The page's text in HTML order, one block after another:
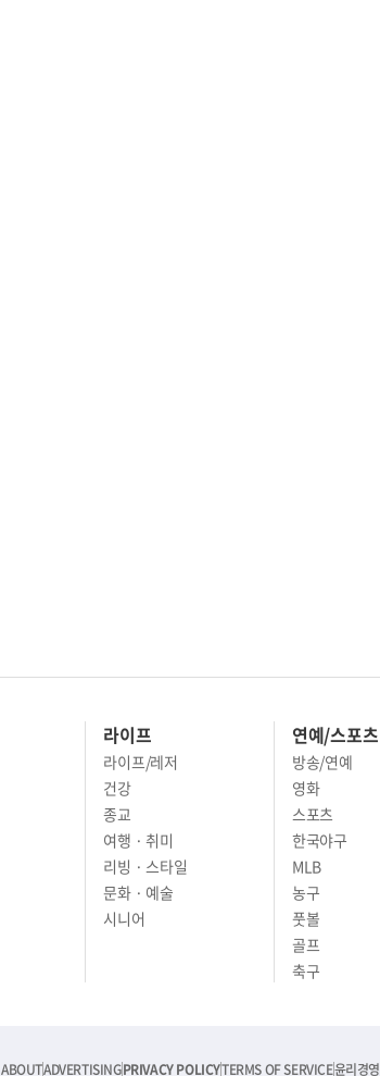
라이프
라이프/레저
건강
종교
여행 · 취미
리빙 · 스타일
문화 · 예술
시니어
연예/스포츠
방송/연예
영화
스포츠
한국야구
MLB
농구
풋볼
골프
축구
ABOUTADVERTISINGPRIVACY POLICYTERMS OF SERVICE윤리경영